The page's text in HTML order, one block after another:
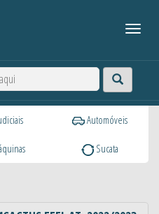
Automóveis
Sucata